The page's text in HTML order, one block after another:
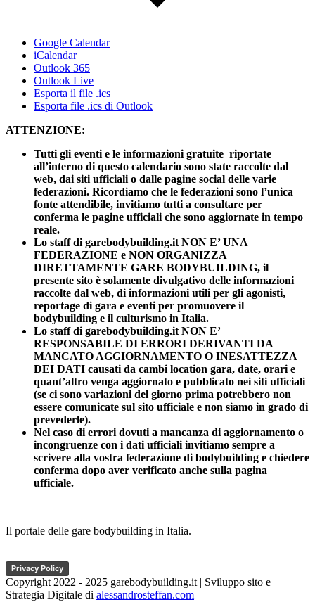
Google Calendar
iCalendar
Outlook 365
Outlook Live
Esporta il file .ics
Esporta file .ics di Outlook
ATTENZIONE:
Tutti gli eventi e le informazioni gratuite riportate
all’interno di questo calendario sono state raccolte dal
web, dai siti ufficiali o dalle pagine social delle varie
federazioni. Ricordiamo che le federazioni sono l’unica
fonte attendibile, invitiamo tutti a consultare per
conferma le pagine ufficiali che sono aggiornate in tempo
reale.
Lo staff di garebodybuilding.it NON E’ UNA
FEDERAZIONE e NON ORGANIZZA
DIRETTAMENTE GARE BODYBUILDING, il
presente sito è solamente divulgativo delle informazioni
raccolte dal web, di informazioni utili per gli agonisti,
reportage di gara e eventi per promuovere il
bodybuilding e il culturismo in Italia.
Lo staff di garebodybuilding.it NON E’
RESPONSABILE DI ERRORI DERIVANTI DA
MANCATO AGGIORNAMENTO O INESATTEZZA
DEI DATI causati da cambi location gara, date, orari e
quant’altro venga aggiornato e pubblicato nei siti ufficiali
(se ci sono variazioni del giorno prima potrebbero non
essere comunicate sul sito ufficiale e non siamo in grado di
prevederle).
Nel caso di errori dovuti a mancanza di aggiornamento o
incongruenze con i dati ufficiali invitiamo sempre a
scrivere alla vostra federazione di bodybuilding e chiedere
conferma dopo aver verificato anche sulla pagina
ufficiale.
Il portale delle gare bodybuilding in Italia.
Privacy Policy
Copyright 2022 - 2025 garebodybuilding.it | Sviluppo sito e
Strategia Digitale di alessandrosteffan.com